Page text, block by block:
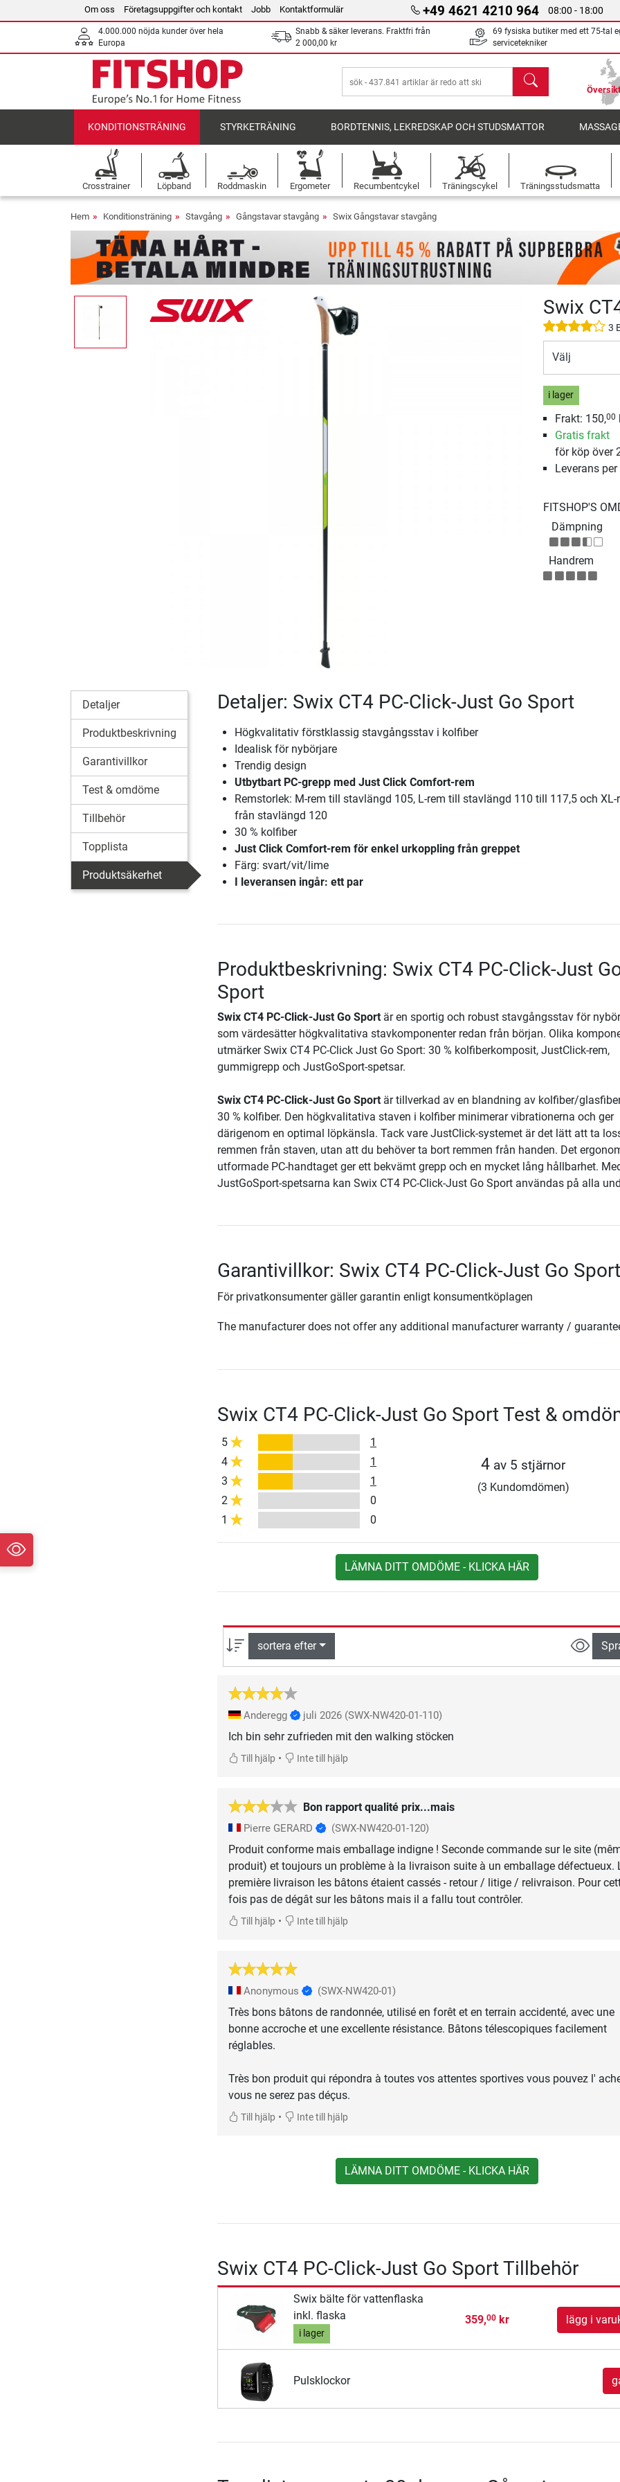
Om oss Företagsuppgifter och kontakt Jobb Kontaktformulär +49 4621 4210 964 08:00 - 18:00
4.000.000 nöjda kunder över hela
Europa
Snabb & säker leverans. Fraktfri från
2 000,00 kr
69 fysiska butiker med ett 75-tal
servicetekniker
sök
KONDITIONSTRÄNING STYRKETRÄNING BORDTENNIS, LEKREDSKAP OCH STUDSMATTOR
Crosstrainer Löpband Roddmaskin Ergometer Recumbentcykel Träningscykel Träningsstudsmatta
Hem Konditionsträning Stavgång Gångstavar stavgång Swix Gångstavar stavgång
Swix
3
Välj
i lager
Frakt: 150,00
Gratis frakt
för köp över
Leverans per
FITSHOP'S
Dämpning
Handrem
Detaljer
Produktbeskrivning
Garantivillkor
Test & omdöme
Tillbehör
Topplista
Produktsäkerhet
Detaljer: Swix CT4 PC-Click-Just Go Sport
Högkvalitativ förstklassig stavgångsstav i kolfiber
Idealisk för nybörjare
Trendig design
Utbytbart PC-grepp med Just Click Comfort-rem
Remstorlek: M-rem till stavlängd 105, L-rem till stavlängd 110 till 117,5 och XL-
från stavlängd 120
30 % kolfiber
Just Click Comfort-rem för enkel urkoppling från greppet
Färg: svart/vit/lime
I leveransen ingår: ett par
Produktbeskrivning: Swix CT4 PC-Click-Just
Sport
Swix CT4 PC-Click-Just Go Sportär en sportig och robust stavgångsstav för
som värdesätter högkvalitativa stavkomponenter redan från början. Olika
utmärker Swix CT4 PC-Click Just Go Sport: 30 % kolfiberkomposit, JustClick-rem,
gummigrepp och JustGoSport-spetsar.
Swix CT4 PC-Click-Just Go Sportär tillverkad av en blandning av kolfiber/
30 % kolfiber. Den högkvalitativa staven i kolfiber minimerar vibrationerna och ger
därigenom en optimal löpkänsla. Tack vare JustClick-systemet är det lätt att ta
remmen från staven, utan att du behöver ta bort remmen från handen. Det
utformade PC-handtaget ger ett bekvämt grepp och en mycket lång hållbarhet.
JustGoSport-spetsarna kan Swix CT4 PC-Click-Just Go Sport användas på alla
Garantivillkor: Swix CT4 PC-Click-Just Go Sport
För privatkonsumenter gäller garantin enligt konsumentköplagen
The manufacturer does not offer any additional manufacturer warranty /
Swix CT4 PC-Click-Just Go Sport Test &
5
1
4
1
3
1
2
0
1
0
4 av 5 stjärnor
(3 Kundomdömen)
LÄMNA DITT OMDÖME - KLICKA HÄR
sortera efter
Anderegg juli 2026 (SWX-NW420-01-110)
Ich bin sehr zufrieden mit den walking stöcken
Till hjälp • Inte till hjälp
Bon rapport qualité prix...mais
Pierre GERARD (SWX-NW420-01-120)
Produit conforme mais emballage indigne ! Seconde commande sur le site
produit) et toujours un problème à la livraison suite à un emballage défectueux.
première livraison les bâtons étaient cassés - retour / litige / relivraison. Pour
fois pas de dégât sur les bâtons mais il a fallu tout contrôler.
Till hjälp • Inte till hjälp
Anonymous (SWX-NW420-01)
Très bons bâtons de randonnée, utilisé en forêt et en terrain accidenté, avec une
bonne accroche et une excellente résistance. Bâtons télescopiques facilement
réglables.
Très bon produit qui répondra à toutes vos attentes sportives vous pouvez l'
vous ne serez pas déçus.
Till hjälp • Inte till hjälp
LÄMNA DITT OMDÖME - KLICKA HÄR
Swix CT4 PC-Click-Just Go Sport Tillbehör
Swix bälte för vattenflaska
inkl. flaska
i lager
359,00kr lägg i
Pulsklockor